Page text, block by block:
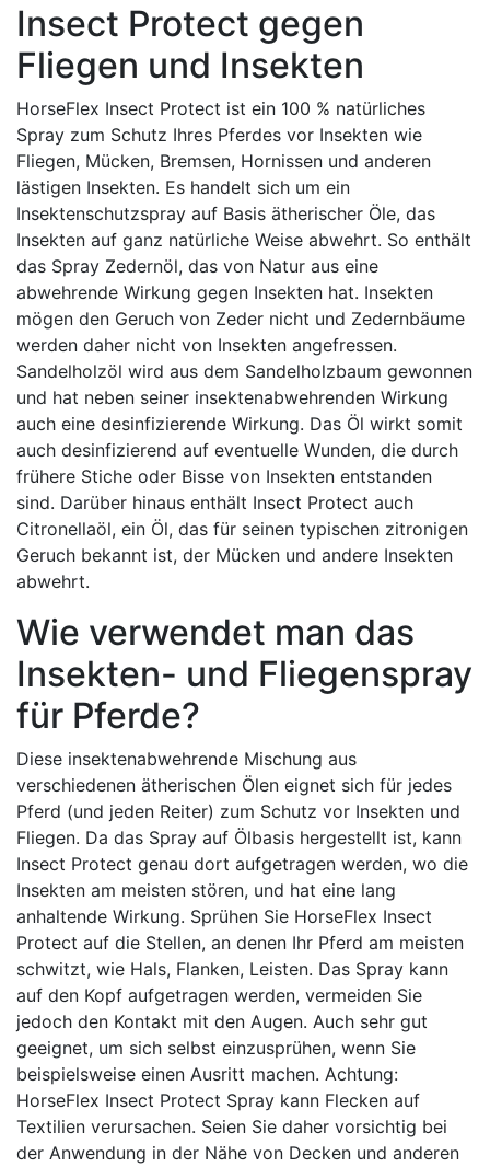
Insect Protect gegen
Fliegen und Insekten
HorseFlex Insect Protect ist ein 100 % natürliches
Spray zum Schutz Ihres Pferdes vor Insekten wie
Fliegen, Mücken, Bremsen, Hornissen und anderen
lästigen Insekten. Es handelt sich um ein
Insektenschutzspray auf Basis ätherischer Öle, das
Insekten auf ganz natürliche Weise abwehrt. So enthält
das Spray Zedernöl, das von Natur aus eine
abwehrende Wirkung gegen Insekten hat. Insekten
mögen den Geruch von Zeder nicht und Zedernbäume
werden daher nicht von Insekten angefressen.
Sandelholzöl wird aus dem Sandelholzbaum gewonnen
und hat neben seiner insektenabwehrenden Wirkung
auch eine desinfizierende Wirkung. Das Öl wirkt somit
auch desinfizierend auf eventuelle Wunden, die durch
frühere Stiche oder Bisse von Insekten entstanden
sind. Darüber hinaus enthält Insect Protect auch
Citronellaöl, ein Öl, das für seinen typischen zitronigen
Geruch bekannt ist, der Mücken und andere Insekten
abwehrt.
Wie verwendet man das
Insekten- und Fliegenspray
für Pferde?
Diese insektenabwehrende Mischung aus
verschiedenen ätherischen Ölen eignet sich für jedes
Pferd (und jeden Reiter) zum Schutz vor Insekten und
Fliegen. Da das Spray auf Ölbasis hergestellt ist, kann
Insect Protect genau dort aufgetragen werden, wo die
Insekten am meisten stören, und hat eine lang
anhaltende Wirkung. Sprühen Sie HorseFlex Insect
Protect auf die Stellen, an denen Ihr Pferd am meisten
schwitzt, wie Hals, Flanken, Leisten. Das Spray kann
auf den Kopf aufgetragen werden, vermeiden Sie
jedoch den Kontakt mit den Augen. Auch sehr gut
geeignet, um sich selbst einzusprühen, wenn Sie
beispielsweise einen Ausritt machen. Achtung:
HorseFlex Insect Protect Spray kann Flecken auf
Textilien verursachen. Seien Sie daher vorsichtig bei
der Anwendung in der Nähe von Decken und anderen